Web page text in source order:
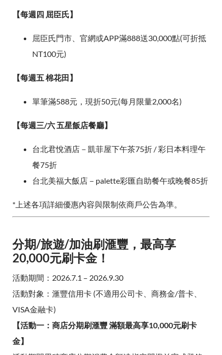
【每週四 屈臣氏】
屈臣氏門市、官網或APP滿888送30,000點(可折抵
NT100元)
【每週五 棉花田】
單筆滿588元，現折50元(每月限量2,000名)
【每週三/六 五星飯店餐廳】
台北君悅酒店－凱菲屋下午茶75折 / 彩日本料理午
餐75折
台北美福大飯店－palette彩匯自助餐午或晚餐85折
*上述各項詳細優惠內容與限制依商戶公告為準。
分期/旅遊/加油刷滙豐，最高享
20,000元刷卡金！
活動期間：2026.7.1 – 2026.9.30
活動對象：滙豐信用卡 (不適用公司卡、商務金/普卡、
VISA金融卡)
【活動一：商店分期刷滙豐 滿額最高享10,000元刷卡
金】